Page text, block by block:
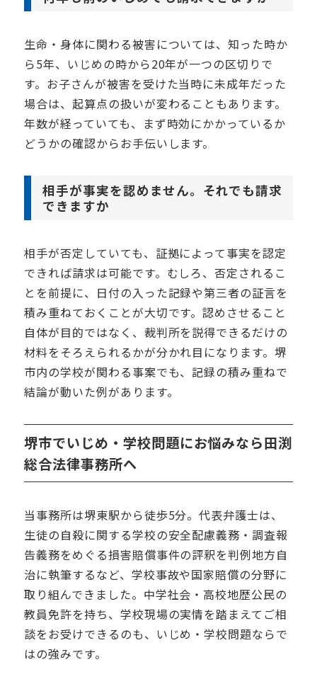
生命・身体に関わる被害については、知った時か
ら5年、いじめの時から20年が一つの区切りで
す。お子さんが被害を受けた当時に未成年だった
場合は、起算点の扱いが変わることもあります。
年数が経っていても、まず時効にかかっているか
どうかの確認からお手伝いします。
相手が事実を認めません。それでも請求
できますか
相手が否定していても、証拠によって事実を認定
できれば請求は可能です。むしろ、否定されるこ
とを前提に、日付の入った記録や第三者の証言を
積み重ねておくことが大切です。認めさせること
自体が目的ではなく、裁判所を説得できるだけの
材料をそろえられるかが分かれ目になります。堺
市内の学校が関わる事案でも、記録の積み重ねで
結論が動いた例があります。
堺市でいじめ・学校問題にお悩みなら田渕
総合法律事務所へ
当事務所は堺東駅から徒歩5分。代表弁護士は、
生徒の自殺に関する学校の安全配慮義務・調査報
告義務をめぐる損害賠償事件の評釈を判例地方自
治に執筆するなど、学校事故や国家賠償の分野に
取り組んできました。中学社会・高校地歴公民の
教員免許を持ち、学校現場の実情を踏まえてご相
談をお受けできるのも、いじめ・学校問題ならで
はの強みです。